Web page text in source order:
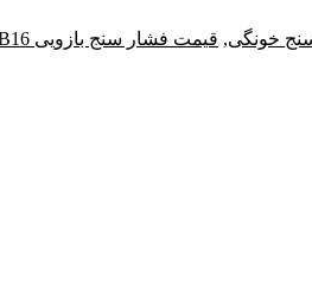
خونگی, قیمت فشار سنج بازویی PG-800B16 بریسک